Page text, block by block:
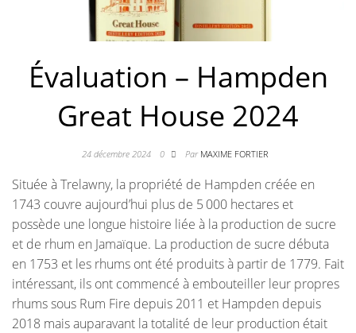
Évaluation – Hampden
Great House 2024
24 décembre 2024 0 Par MAXIME FORTIER
Située à Trelawny, la propriété de Hampden créée en
1743 couvre aujourd’hui plus de 5 000 hectares et
possède une longue histoire liée à la production de sucre
et de rhum en Jamaïque. La production de sucre débuta
en 1753 et les rhums ont été produits à partir de 1779. Fait
intéressant, ils ont commencé à embouteiller leur propres
rhums sous Rum Fire depuis 2011 et Hampden depuis
2018 mais auparavant la totalité de leur production était